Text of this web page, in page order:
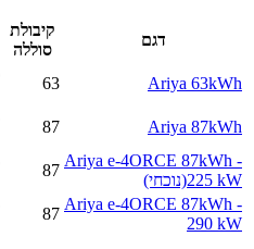
דגם
קיבולת
סוללה
Ariya 63kWh
63
Ariya 87kWh
87
Ariya e-4ORCE 87kWh -
225 kW(נוכחי)
87
Ariya e-4ORCE 87kWh -
290 kW
87